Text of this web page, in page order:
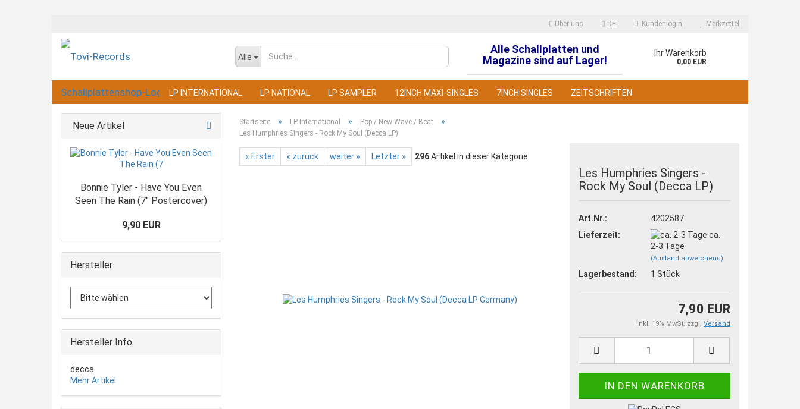
Über uns DE
Sprache auswählen
Kundenlogin Merkzettel
Alle
Alle Schallplatten und
Magazine sind auf Lager!
Ihr Warenkorb
0,00 EUR
LP INTERNATIONAL LP NATIONAL LP SAMPLER 12INCH MAXI-SINGLES 7INCH SINGLES ZEITSCHRIFTEN
Startseite » LP International » Pop / New Wave / Beat »
Les Humphries Singers - Rock My Soul (Decca LP)
« Erster « zurück weiter » Letzter » 296Artikel in dieser Kategorie
Les Humphries Singers -
Rock My Soul (Decca LP)
Art.Nr.:
4202587
Lieferzeit:
ca.
2-3 Tage
(Ausland abweichend)
Lagerbestand: 1Stück
7,90 EUR
inkl. 19% MwSt. zzgl. Versand
Neue Artikel
Bonnie Tyler - Have You Even
Seen The Rain (7" Postercover)
9,90 EUR
Hersteller
Hersteller Info
decca
Mehr Artikel